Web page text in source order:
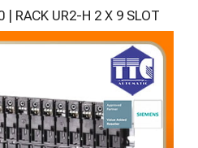
RACK UR2-H 2 X 9 SLOT